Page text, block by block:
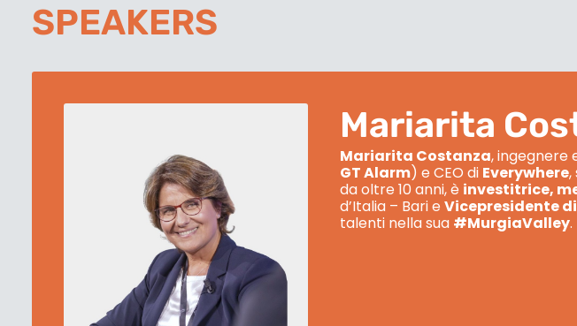
SPEAKERS
Mariarita
Mariarita Costanza, ingegnere
GT Alarm) e CEO di Everywhere,
da oltre 10 anni, è investitrice,
d’Italia – Bari e Vicepresidente
talenti nella sua #MurgiaValley.